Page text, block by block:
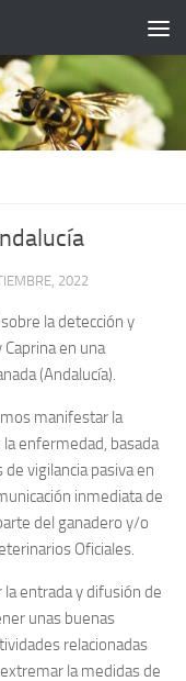
2022
la detección y
en una
(Andalucía).
manifestar la
enfermedad, basada
vigilancia pasiva en
inmediata de
del ganadero y/o
Oficiales.
entrada y difusión de
unas buenas
relacionadas
la medidas de